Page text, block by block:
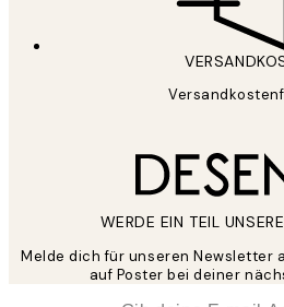
WERDE EIN TEIL
Melde dich für unseren Newsletter
auf Poster bei deiner